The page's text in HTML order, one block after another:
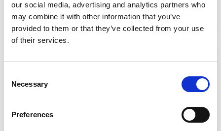
our social media, advertising and analytics partners who
may combine it with other information that you’ve
provided to them or that they’ve collected from your use
of their services.
Selection
Necessary
Preferences
Immatricolazione
Chilometri